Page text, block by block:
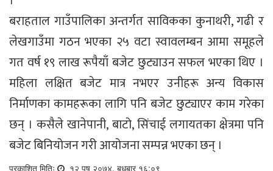
बराहताल गाउँपालिका अन्तर्गत साविकका कुनाथरी, गढी र
लेखगाउँमा गठन भएका २५ वटा स्वावलम्बन आमा समूहले
गत वर्ष १९ लाख रूपैयाँ बजेट छुट्याउन सफल भएका थिए ।
महिला लक्षित बजेट मात्र नभएर उनीहरू अन्य विकास
निर्माणका कामहरूका लागि पनि बजेट छुट्याएर काम गरेका
छन् । कसैले खानेपानी, बाटो, सिंचाई लगायतका क्षेत्रमा पनि
बजेट बिनियोजन गरी आयोजना सम्पन्न भएका छन् ।
प्रकाशित मितिः १२ पुष २०७४, बुधबार १६:०९